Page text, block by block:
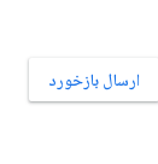
ارسال بازخورد